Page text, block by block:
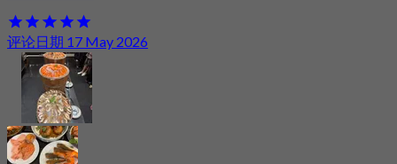
评论日期 17 May 2026